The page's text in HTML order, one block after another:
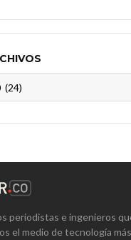
periodistas e ingenieros
el medio de tecnología más